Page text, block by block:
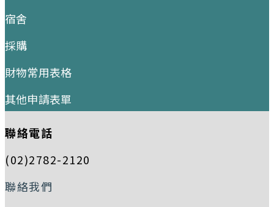
宿舍
採購
財物常用表格
其他申請表單
聯絡電話
(02)2782-2120
聯絡我們